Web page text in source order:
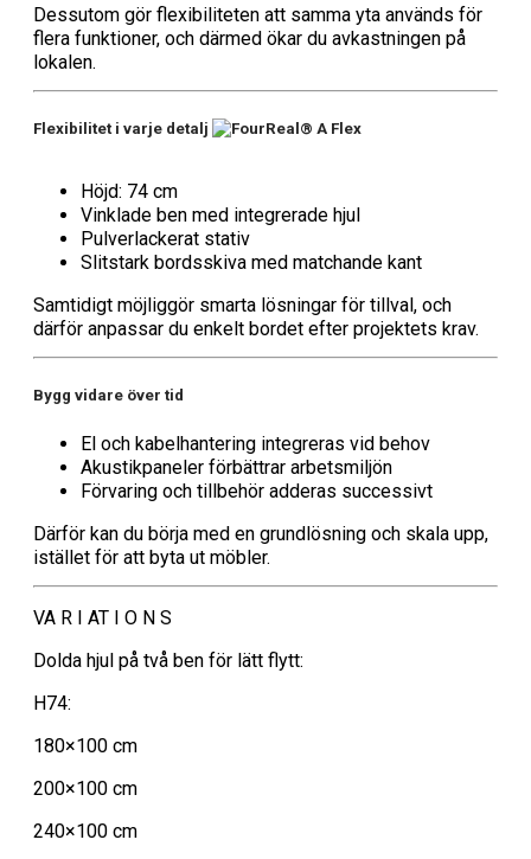
Dessutom gör flexibiliteten att samma yta används för
flera funktioner, och därmed ökar du avkastningen på
lokalen.
Flexibilitet i varje detalj
Höjd: 74 cm
Vinklade ben med integrerade hjul
Pulverlackerat stativ
Slitstark bordsskiva med matchande kant
Samtidigt möjliggör smarta lösningar för tillval, och
därför anpassar du enkelt bordet efter projektets krav.
Bygg vidare över tid
El och kabelhantering integreras vid behov
Akustikpaneler förbättrar arbetsmiljön
Förvaring och tillbehör adderas successivt
Därför kan du börja med en grundlösning och skala upp,
istället för att byta ut möbler.
VA R I AT I O N S
Dolda hjul på två ben för lätt flytt:
H74:
180×100 cm
200×100 cm
240×100 cm